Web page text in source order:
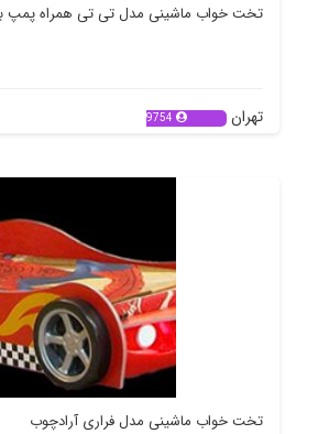
تخت خواب ماشینی مدل تی تی همراه پمپ
تهران 9754
تخت خواب ماشینی مدل فراری آرادچوب